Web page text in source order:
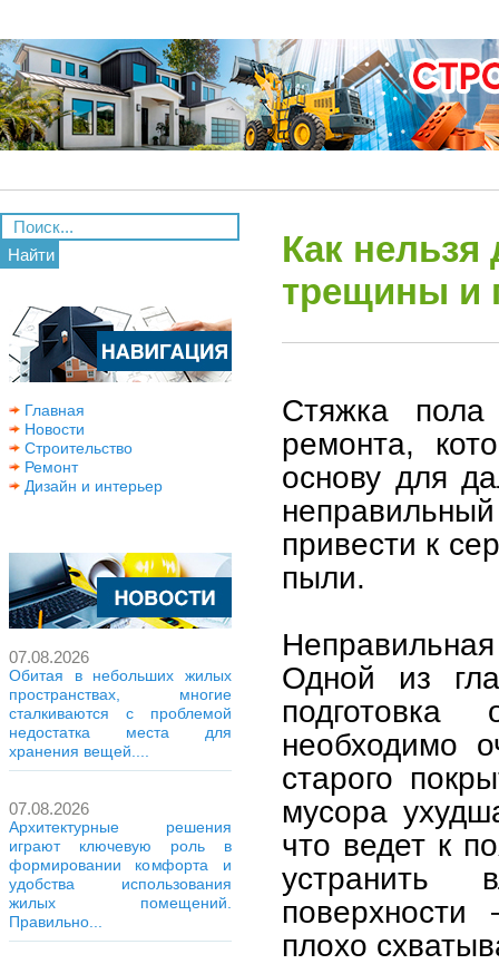
Найти
Главная
Новости
Строительство
Ремонт
Дизайн и интерьер
07.08.2026
Обитая в небольших жилых
пространствах, многие
сталкиваются с проблемой
недостатка места для
хранения вещей....
07.08.2026
Архитектурные решения
играют ключевую роль в
формировании комфорта и
удобства использования
жилых помещений.
Правильно...
Как нельзя
трещины и
Стяжка
ремонта,
основу для
привести к
пыли.
Неправильная
Одной из
необходимо
старого
мусора
что ведет к
устранить
плохо